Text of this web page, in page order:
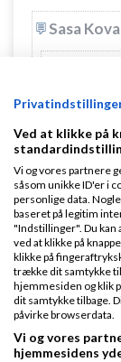
Sasa
Jeg fandt
min
Hej Nicolaj
Må jeg
domæne?
huske, men
meget om
God
Ved at klikke på
Vi og vores partnere
såsom unikke ID'er i
personlige data.
baseret på legitim
"Indstillinger". Du
ved at klikke på
klikke på
trække dit samtykke
hjemmesiden og klik
dit samtykke tilbage.
påvirke browserdata.
Vi og vores
hjemmesidens